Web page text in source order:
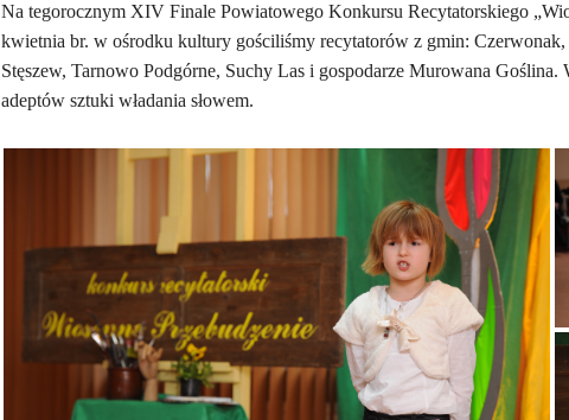
Na tegorocznym XIV Finale Powiatowego Konkursu Recytatorskiego
kwietnia br. w ośrodku kultury gościliśmy recytatorów z gmin:
Stęszew, Tarnowo Podgórne, Suchy Las i gospodarze Murowana Goślina.
adeptów sztuki władania słowem.